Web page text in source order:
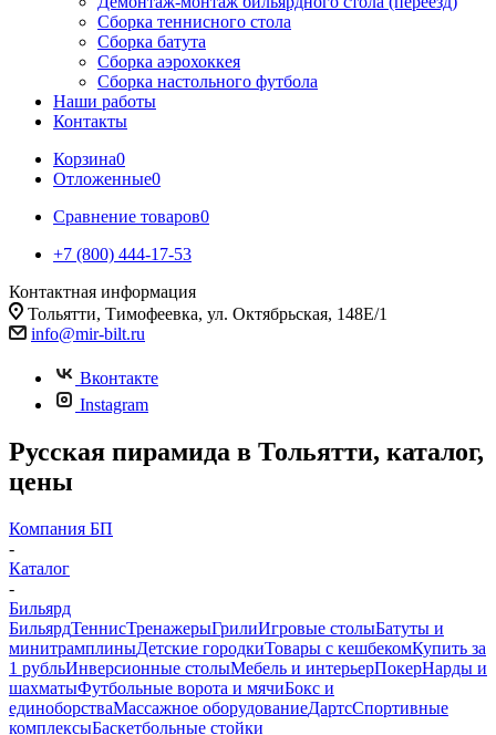
Сборка теннисного стола
Сборка батута
Сборка аэрохоккея
Сборка настольного футбола
Наши работы
Контакты
Корзина0
Отложенные0
Сравнение товаров0
+7 (800) 444-17-53
Контактная информация
Тольятти, Тимофеевка, ул. Октябрьская, 148Е/1
info@mir-bilt.ru
Вконтакте
Instagram
Русская пирамида в Тольятти, каталог,
цены
Компания БП
-
Каталог
-
Бильярд
БильярдТеннисТренажерыГрилиИгровые столыБатуты и
минитрамплиныДетские городкиТовары с кешбекомКупить за
1 рубльИнверсионные столыМебель и интерьерПокерНарды и
шахматыФутбольные ворота и мячиБокс и
единоборстваМассажное оборудованиеДартсСпортивные
комплексыБаскетбольные стойки